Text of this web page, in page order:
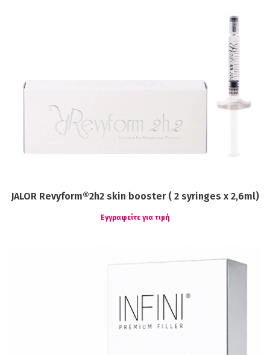
JALOR Revyform®2h2 skin booster ( 2 syringes x 2,6ml)
Εγγραφείτε για τιμή